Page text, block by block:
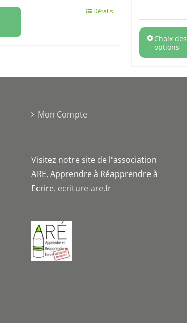
Détails
Choix des
options
Mon Compte
Visitez notre site de l'association
ARE, Apprendre à Réapprendre à
Ecrire. ecriture-are.fr